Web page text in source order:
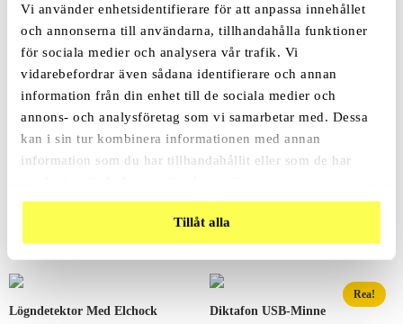
Vi använder enhetsidentifierare för att anpassa innehållet
och annonserna till användarna, tillhandahålla funktioner
för sociala medier och analysera vår trafik. Vi
vidarebefordrar även sådana identifierare och annan
information från din enhet till de sociala medier och
annons- och analysföretag som vi samarbetar med. Dessa
kan i sin tur kombinera informationen med annan
information som du har tillhandahållit eller som de har
Tillåt alla
Lögndetektor Med Elchock
Rea!
Diktafon USB-Minne